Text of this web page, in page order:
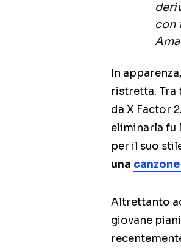
con
In
ristretta. Tra
da X Factor
eliminarla fu
per il suo
una
Altrettanto
giovane